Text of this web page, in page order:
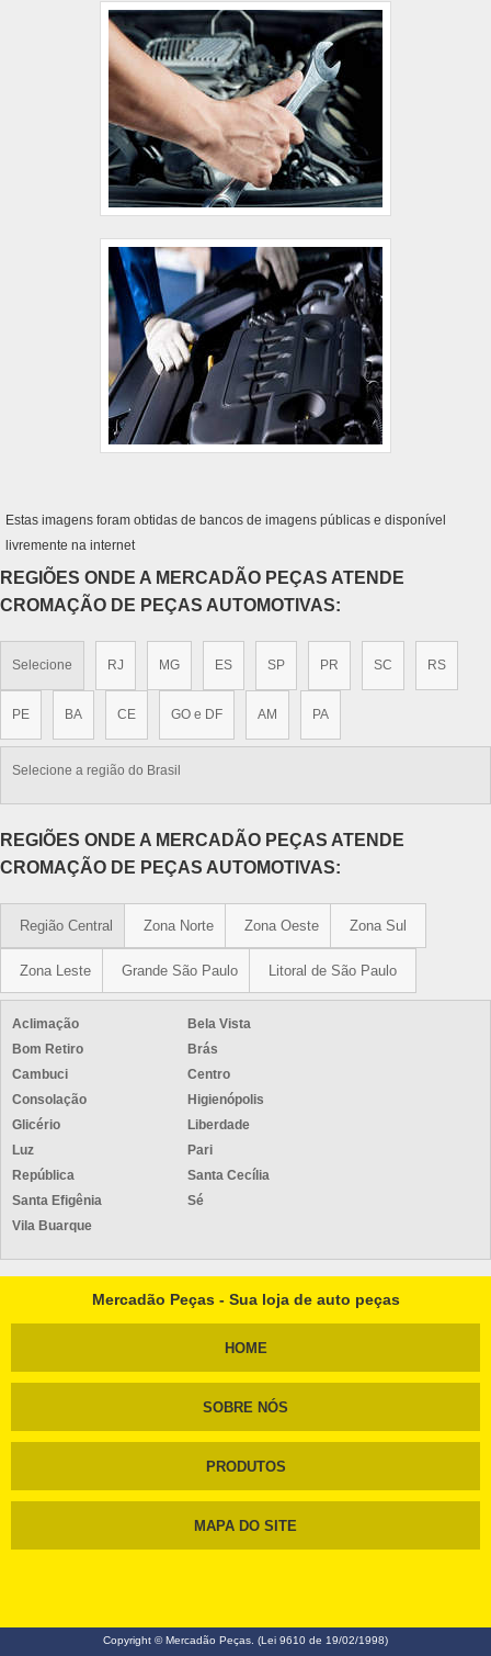
Estas imagens foram obtidas de bancos de imagens públicas e disponível
livremente na internet
REGIÕES ONDE A MERCADÃO PEÇAS ATENDE
CROMAÇÃO DE PEÇAS AUTOMOTIVAS:
Selecione RJ MG ES SP PR SC RS
PE BA CE GO e DF AM PA
Selecione a região do Brasil
REGIÕES ONDE A MERCADÃO PEÇAS ATENDE
CROMAÇÃO DE PEÇAS AUTOMOTIVAS:
Região Central Zona Norte Zona Oeste Zona Sul
Zona Leste Grande São Paulo Litoral de São Paulo
Aclimação
Bela Vista
Bom Retiro
Brás
Cambuci
Centro
Consolação
Higienópolis
Glicério
Liberdade
Luz
Pari
República
Santa Cecília
Santa Efigênia
Sé
Vila Buarque
Mercadão Peças - Sua loja de auto peças
HOME
SOBRE NÓS
PRODUTOS
MAPA DO SITE
Copyright © Mercadão Peças. (Lei 9610 de 19/02/1998)